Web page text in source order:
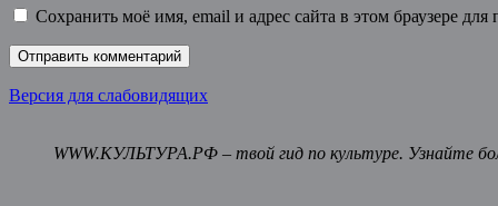
Сохранить моё имя, email и адрес сайта в этом браузере
Версия для слабовидящих
WWW.КУЛЬТУРА.РФ – твой гид по культуре. Узнайте